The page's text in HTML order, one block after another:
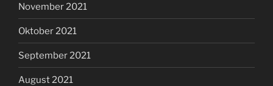
November 2021
Oktober 2021
September 2021
August 2021